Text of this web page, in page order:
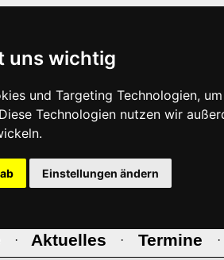
uns wichtig
und Targeting Technologien,
Technologien nutzen wir
Einstellungen ändern
· Aktuelles · Termine ·